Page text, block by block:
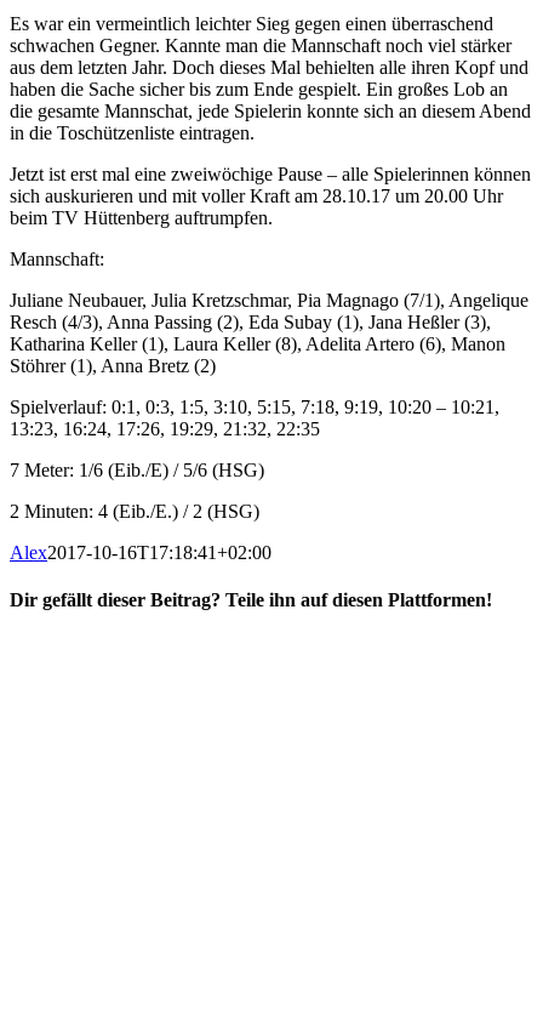
Es war ein vermeintlich leichter Sieg gegen einen überraschend
schwachen Gegner. Kannte man die Mannschaft noch viel stärker
aus dem letzten Jahr. Doch dieses Mal behielten alle ihren Kopf und
haben die Sache sicher bis zum Ende gespielt. Ein großes Lob an
die gesamte Mannschat, jede Spielerin konnte sich an diesem Abend
in die Toschützenliste eintragen.
Jetzt ist erst mal eine zweiwöchige Pause – alle Spielerinnen können
sich auskurieren und mit voller Kraft am 28.10.17 um 20.00 Uhr
beim TV Hüttenberg auftrumpfen.
Mannschaft:
Juliane Neubauer, Julia Kretzschmar, Pia Magnago (7/1), Angelique
Resch (4/3), Anna Passing (2), Eda Subay (1), Jana Heßler (3),
Katharina Keller (1), Laura Keller (8), Adelita Artero (6), Manon
Stöhrer (1), Anna Bretz (2)
Spielverlauf: 0:1, 0:3, 1:5, 3:10, 5:15, 7:18, 9:19, 10:20 – 10:21,
13:23, 16:24, 17:26, 19:29, 21:32, 22:35
7 Meter: 1/6 (Eib./E) / 5/6 (HSG)
2 Minuten: 4 (Eib./E.) / 2 (HSG)
Alex2017-10-16T17:18:41+02:00
Dir gefällt dieser Beitrag? Teile ihn auf diesen Plattformen!